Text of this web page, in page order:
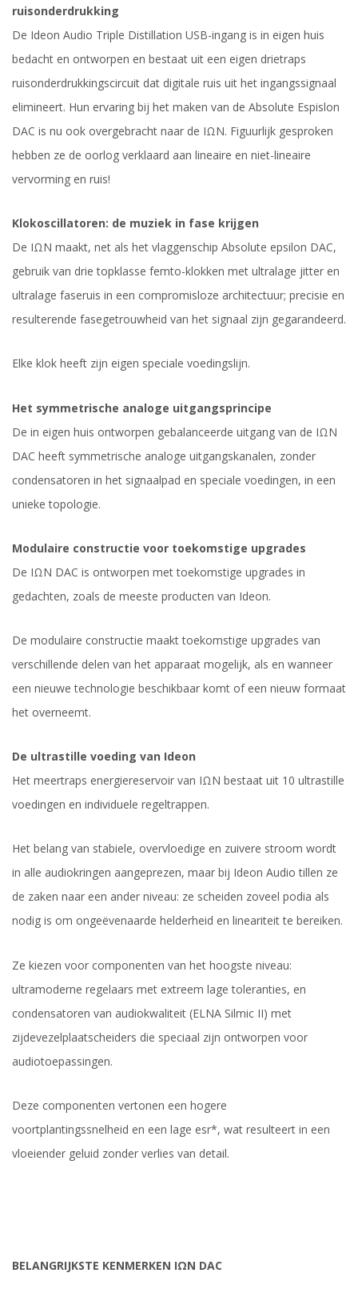
ruisonderdrukking
De Ideon Audio Triple Distillation USB-ingang is in eigen huis
bedacht en ontworpen en bestaat uit een eigen drietraps
ruisonderdrukkingscircuit dat digitale ruis uit het ingangssignaal
elimineert. Hun ervaring bij het maken van de Absolute Espislon
DAC is nu ook overgebracht naar de IΩN. Figuurlijk gesproken
hebben ze de oorlog verklaard aan lineaire en niet-lineaire
vervorming en ruis!
Klokoscillatoren: de muziek in fase krijgen
De IΩN maakt, net als het vlaggenschip Absolute epsilon DAC,
gebruik van drie topklasse femto-klokken met ultralage jitter en
ultralage faseruis in een compromisloze architectuur; precisie en
resulterende fasegetrouwheid van het signaal zijn gegarandeerd.
Elke klok heeft zijn eigen speciale voedingslijn.
Het symmetrische analoge uitgangsprincipe
De in eigen huis ontworpen gebalanceerde uitgang van de IΩN
DAC heeft symmetrische analoge uitgangskanalen, zonder
condensatoren in het signaalpad en speciale voedingen, in een
unieke topologie.
Modulaire constructie voor toekomstige upgrades
De IΩN DAC is ontworpen met toekomstige upgrades in
gedachten, zoals de meeste producten van Ideon.
De modulaire constructie maakt toekomstige upgrades van
verschillende delen van het apparaat mogelijk, als en wanneer
een nieuwe technologie beschikbaar komt of een nieuw formaat
het overneemt.
De ultrastille voeding van Ideon
Het meertraps energiereservoir van IΩN bestaat uit 10 ultrastille
voedingen en individuele regeltrappen.
Het belang van stabiele, overvloedige en zuivere stroom wordt
in alle audiokringen aangeprezen, maar bij Ideon Audio tillen ze
de zaken naar een ander niveau: ze scheiden zoveel podia als
nodig is om ongeëvenaarde helderheid en lineariteit te bereiken.
Ze kiezen voor componenten van het hoogste niveau:
ultramoderne regelaars met extreem lage toleranties, en
condensatoren van audiokwaliteit (ELNA Silmic II) met
zijdevezelplaatscheiders die speciaal zijn ontworpen voor
audiotoepassingen.
Deze componenten vertonen een hogere
voortplantingssnelheid en een lage esr*, wat resulteert in een
vloeiender geluid zonder verlies van detail.
BELANGRIJKSTE KENMERKEN IΩN DAC